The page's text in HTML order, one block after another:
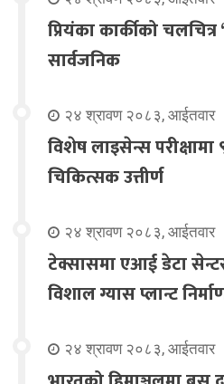
प्रियंका कार्कीको चलचित्र
सार्वजनिक
२४ श्रावण २०८३, आईतवार
विशेष लाइसेन्स परीक्षामा
चिकित्सक उत्तीर्ण
२४ श्रावण २०८३, आईतवार
टेक्सासमा एआई डेटा
विशाल ग्यास प्लान्ट
२४ श्रावण २०८३, आईतवार